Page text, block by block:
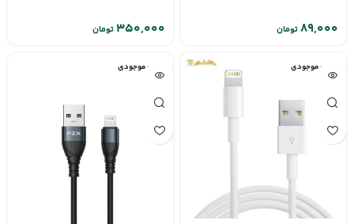
تومان تومان
اتمام موجودی اتمام موجودی